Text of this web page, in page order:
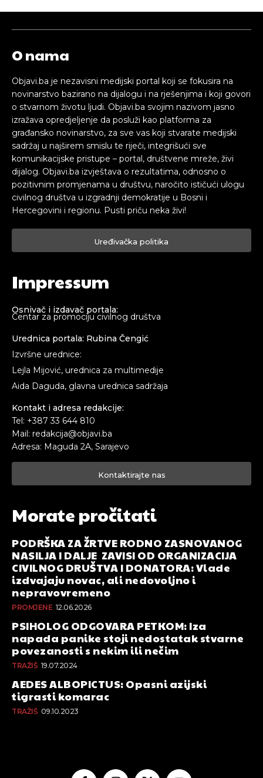
O nama
Objavi.ba je nezavisni medijski portal koji se fokusira na
novinarstvo bazirano na dijalogu i na rješenjima i koji govori
o stvarnom životu ljudi. Objavi.ba svojim nazivom jasno
izražava opredjeljenje da posluži kao platforma za
građansko novinarstvo, za sve vas koji stvarate medijski
sadržaj u najširem smislu te riječi, integrišući sve
komunikacijske pristupe – portal, društvene mreže, živi
dijalog. Objavi.ba izvještava o rezultatima, odnosno o
pozitivnim promjenama u društvu, naročito ističući ulogu
civilnog društva u izgradnji demokratije u Bosni i
Hercegovini i regionu. Pusti priču neka živi!
Uređivačka politika
Impressum
Osnivač i izdavač portala:
Centar za promociju civilnog društva
Urednica portala: Rubina Čengić
Izvršne urednice:
Lejla Mijović, urednica za multimedije
Aida Daguda, glavna urednica sadržaja
Kontakt i adresa redakcije:
Tel: +387 33 644 810
Mail: redakcija@objavi.ba
Adresa: Maguda 2A, Sarajevo
Kontaktirajte nas
Morate pročitati
PODRŠKA ZA ŽRTVE RODNO ZASNOVANOG
NASILJA I DALJE ZAVISI OD ORGANIZACIJA
CIVILNOG DRUŠTVA I DONATORA: Vlade
izdvajaju novac, ali nedovoljno i
nepravovremeno
PROMJENE 12.06.2026
PSIHOLOG ODGOVARA PETKOM: Iza
napada panike stoji nedostatak stvarne
povezanosti s nekim ili nečim
TRAŽIŠ 19.07.2024
AEDES ALBOPICTUS: Opasni azijski
tigrasti komarac
TRAŽIŠ 09.10.2023